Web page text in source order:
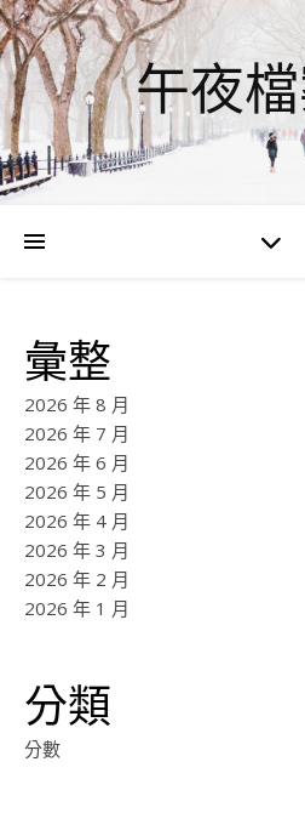
午夜
彙整
2026 年 8 月
2026 年 7 月
2026 年 6 月
2026 年 5 月
2026 年 4 月
2026 年 3 月
2026 年 2 月
2026 年 1 月
分類
分數